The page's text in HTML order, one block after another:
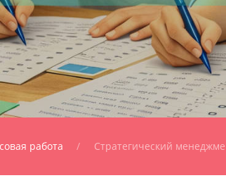
работа Стратегический